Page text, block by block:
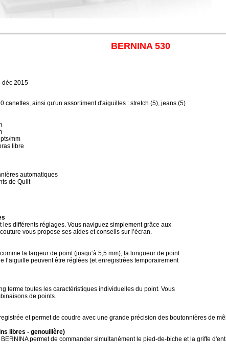
BERNINA 530
déc 2015
canettes, ainsi qu'un assortiment d'aiguilles : stretch (5), jeans (5)
mm
libre
automatiques
de Quilt
différents réglages. Vous naviguez simplement grâce aux
vous propose ses aides et conseils sur l’écran.
la largeur de point (jusqu‘à 5,5 mm), la longueur de point
l‘aiguille peuvent être réglées (et enregistrées temporairement
terme toutes les caractéristiques individuelles du point. Vous
de points.
et permet de coudre avec une grande précision des boutonnières de
libres - genouillère)
permet de commander simultanément le pied-de-biche et la griffe